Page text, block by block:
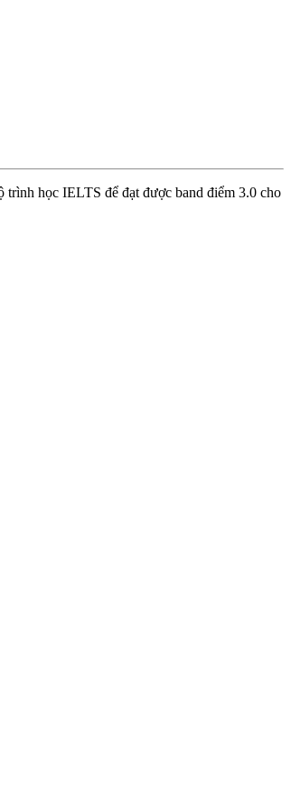
học IELTS để đạt được band điểm 3.0 cho